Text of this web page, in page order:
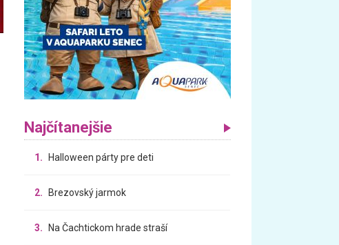
Najčítanejšie
1. Halloween párty pre deti
2. Brezovský jarmok
3. Na Čachtickom hrade straší